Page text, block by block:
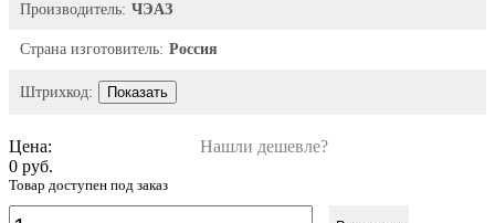
Производитель: ЧЭАЗ
Страна изготовитель: Россия
Штрихкод: Показать
Цена:
Нашли дешевле?
0 руб.
Товар доступен под заказ